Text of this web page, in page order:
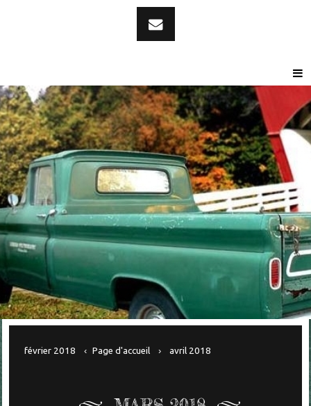
février 2018 Page d'accueil avril 2018